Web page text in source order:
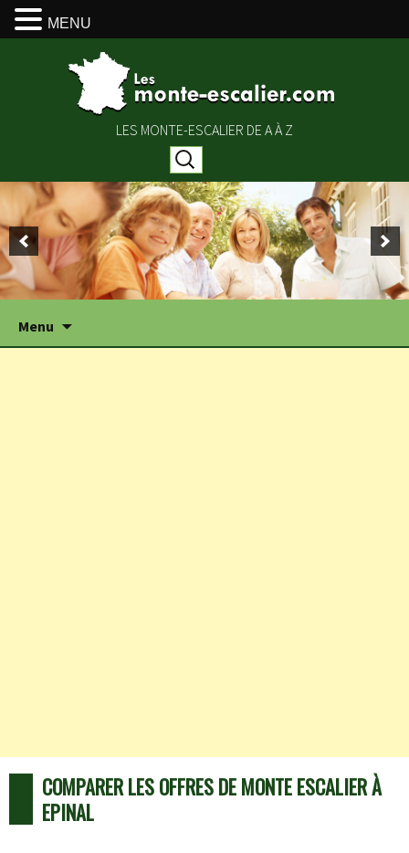
LES MONTE-ESCALIER DE A À Z
Rechercher :
Menu
COMPARER LES OFFRES DE MONTE ESCALIER À
EPINAL
MENU